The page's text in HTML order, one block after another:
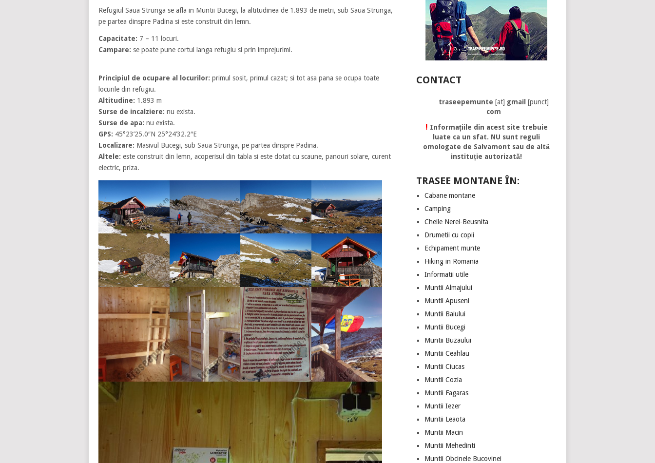
Refugiul Saua Strunga se afla in Muntii Bucegi, la altitudinea de 1.893 de metri, sub Saua Strunga,
pe partea dinspre Padina si este construit din lemn.
Capacitate: 7 – 11 locuri.
Campare: se poate pune cortul langa refugiu si prin imprejurimi.
Principiul de ocupare al locurilor: primul sosit, primul cazat; si tot asa pana se ocupa toate
locurile din refugiu.
Altitudine: 1.893 m
Surse de incalziere: nu exista.
Surse de apa: nu exista.
GPS: 45°23’25.0″N 25°24’32.2″E
Localizare: Masivul Bucegi, sub Saua Strunga, pe partea dinspre Padina.
Altele: este construit din lemn, acoperisul din tabla si este dotat cu scaune, panouri solare, curent
electric, priza.
CONTACT
traseepemunte [at] gmail [punct]
com
! Informațiile din acest site trebuie
luate ca un sfat. NU sunt reguli
omologate de Salvamont sau de altă
instituție autorizată!
TRASEE MONTANE ÎN:
Cabane montane
Camping
Cheile Nerei-Beusnita
Drumetii cu copii
Echipament munte
Hiking in Romania
Informatii utile
Muntii Almajului
Muntii Apuseni
Muntii Baiului
Muntii Bucegi
Muntii Buzaului
Muntii Ceahlau
Muntii Ciucas
Muntii Cozia
Muntii Fagaras
Muntii Iezer
Muntii Leaota
Muntii Macin
Muntii Mehedinti
Muntii Obcinele Bucovinei